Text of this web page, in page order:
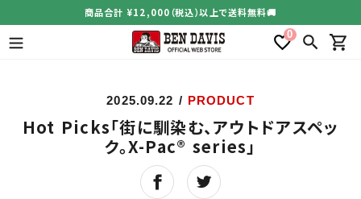
ン
テ
商品合計 ¥12,000（税込）以上で送料無料🚚
0
検索 カ
2025.09.22 / PRODUCT
Hot Picks「街に馴染む、アウトドアスペッ
ク。X-Pac® series」